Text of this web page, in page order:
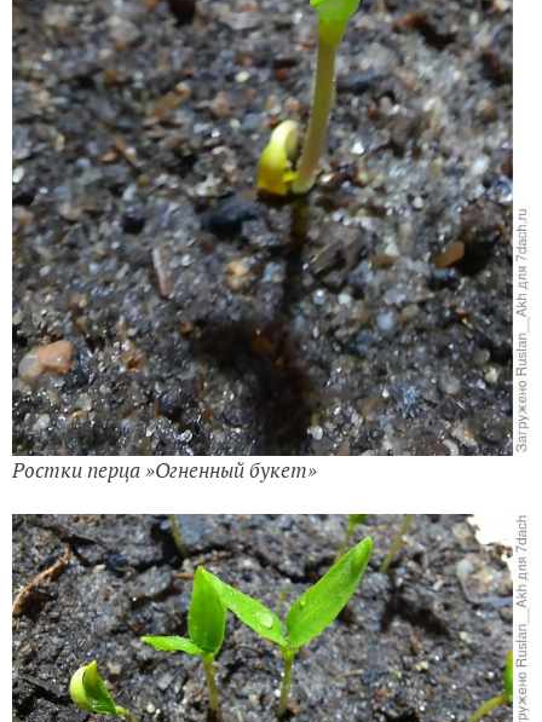
Ростки перца »Огненный букет»